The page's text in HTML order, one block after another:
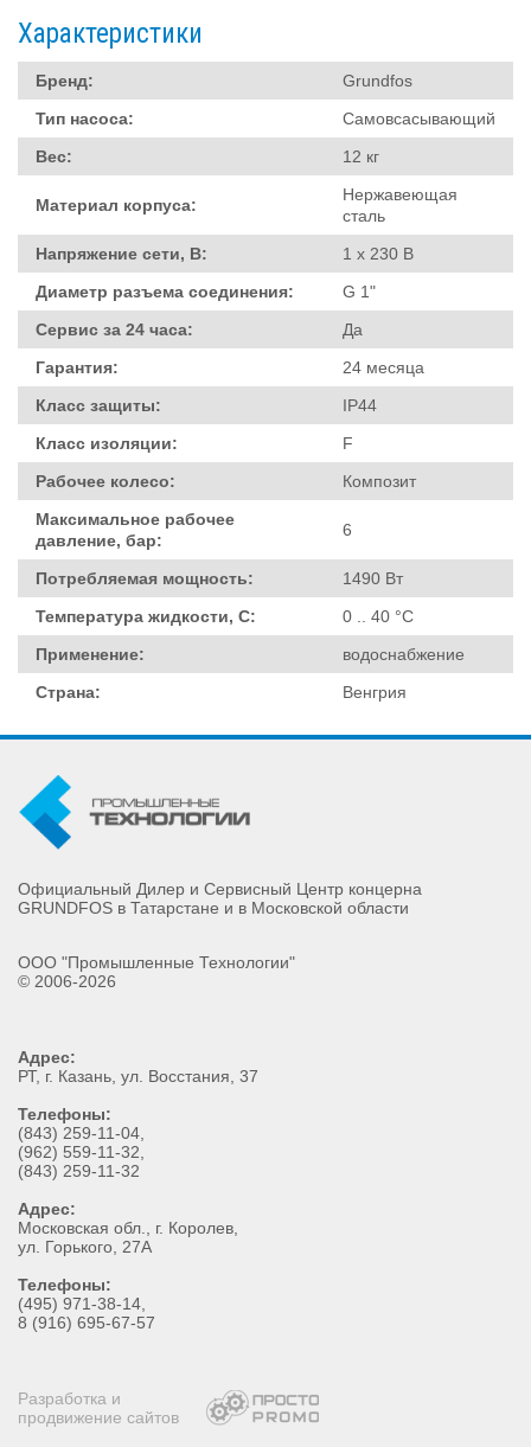
Характеристики
Бренд:
Grundfos
Тип насоса:
Самовсасывающий
Вес:
12 кг
Материал корпуса:
Нержавеющая
сталь
Напряжение сети, В:
1 x 230 В
Диаметр разъема соединения:
G 1"
Сервис за 24 часа:
Да
Гарантия:
24 месяца
Класс защиты:
IP44
Класс изоляции:
F
Рабочее колесо:
Композит
Максимальное рабочее
давление, бар:
6
Потребляемая мощность:
1490 Вт
Температура жидкости, С:
0 .. 40 °C
Применение:
водоснабжение
Страна:
Венгрия
Официальный Дилер и Сервисный Центр концерна
GRUNDFOS в Татарстане и в Московской области
ООО "Промышленные Технологии"
© 2006-2026
Адрес:
РТ, г. Казань ул. Восстания, 37
Телефоны:
(843) 259-11-04
(962) 559-11-32
(843) 259-11-32
Адрес:
Московская обл., г. Королев,
ул. Горького, 27А
Телефоны:
(495) 971-38-14,
8 (916) 695-67-57
Разработка и
продвижение сайтов